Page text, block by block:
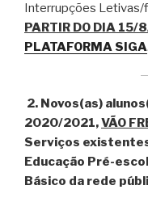
Interrupções Letivas/
PARTIR DO DIA
PLATAFORMA SIGA.
2. Novos(as)
2020/2021,VÃO
Serviços
Educação Pré-
Básico da rede